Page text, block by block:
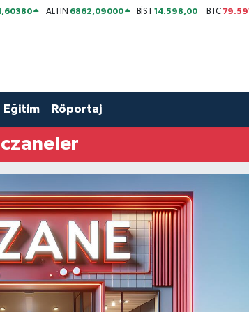
ALTIN 6862,09000 BİST14.598,00 BTC
Eğitim Röportaj